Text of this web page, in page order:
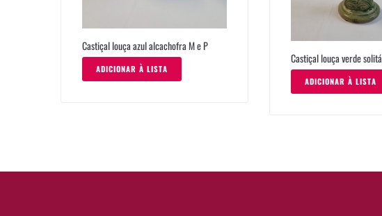
Castiçal louça azul alcachofra M e P
ADICIONAR À LISTA
Castiçal louça verde
ADICIONAR À LISTA